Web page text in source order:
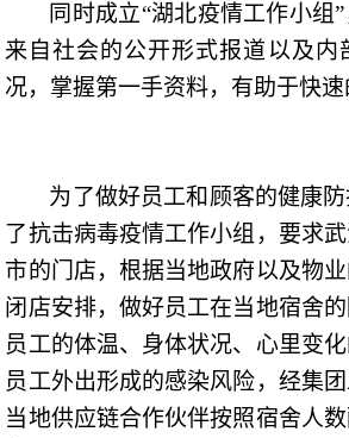
同时成立“湖北疫情工作小组”
来自社会的公开形式报道以及内
况，掌握第一手资料，有助于快速
为了做好员工和顾客的健康
了抗击病毒疫情工作小组，要求
市的门店，根据当地政府以及物
闭店安排，做好员工在当地宿舍
员工的体温、身体状况、心里变
员工外出形成的感染风险，经集
当地供应链合作伙伴按照宿舍人